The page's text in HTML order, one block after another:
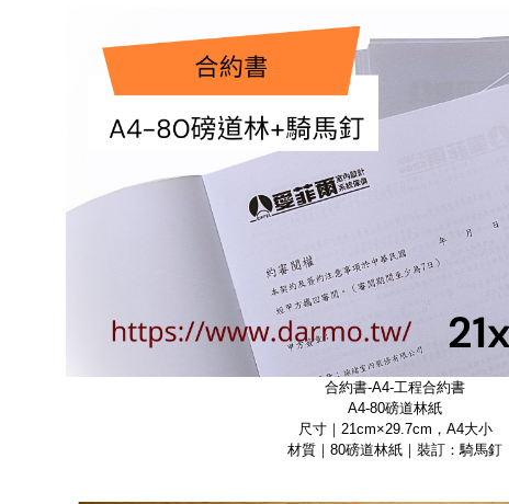
合約書-A4-工程合約書
A4-80磅道林紙
尺寸｜21cm×29.7cm，A4大小
材質｜80磅道林紙｜裝訂：騎馬釘